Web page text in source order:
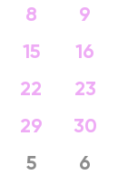
8
9
15
16
22
23
29
30
5 6